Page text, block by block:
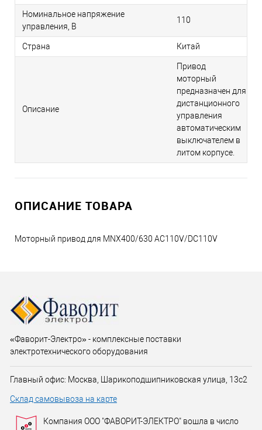
Номинальное напряжение
управления, В
110
Страна Китай
Описание
Привод
моторный
предназначен для
дистанционного
управления
автоматическим
выключателем в
литом корпусе.
ОПИСАНИЕ ТОВАРА
Моторный привод для MNX400/630 AC110V/DC110V
«Фаворит-Электро» - комплексные поставки
электротехнического оборудования
Главный офис: Москва, Шарикоподшипниковская улица, 13с2
Склад самовывоза на карте
Компания ООО "ФАВОРИТ-ЭЛЕКТРО" вошла в число